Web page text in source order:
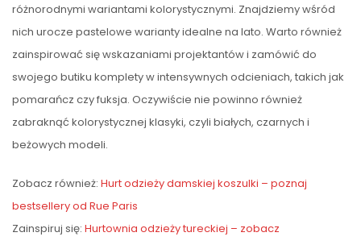
różnorodnymi wariantami kolorystycznymi. Znajdziemy wśród
nich urocze pastelowe warianty idealne na lato. Warto również
zainspirować się wskazaniami projektantów i zamówić do
swojego butiku komplety w intensywnych odcieniach, takich jak
pomarańcz czy fuksja. Oczywiście nie powinno również
zabraknąć kolorystycznej klasyki, czyli białych, czarnych i
beżowych modeli.
Zobacz również: Hurt odzieży damskiej koszulki – poznaj
bestsellery od Rue Paris
Zainspiruj się: Hurtownia odzieży tureckiej – zobacz